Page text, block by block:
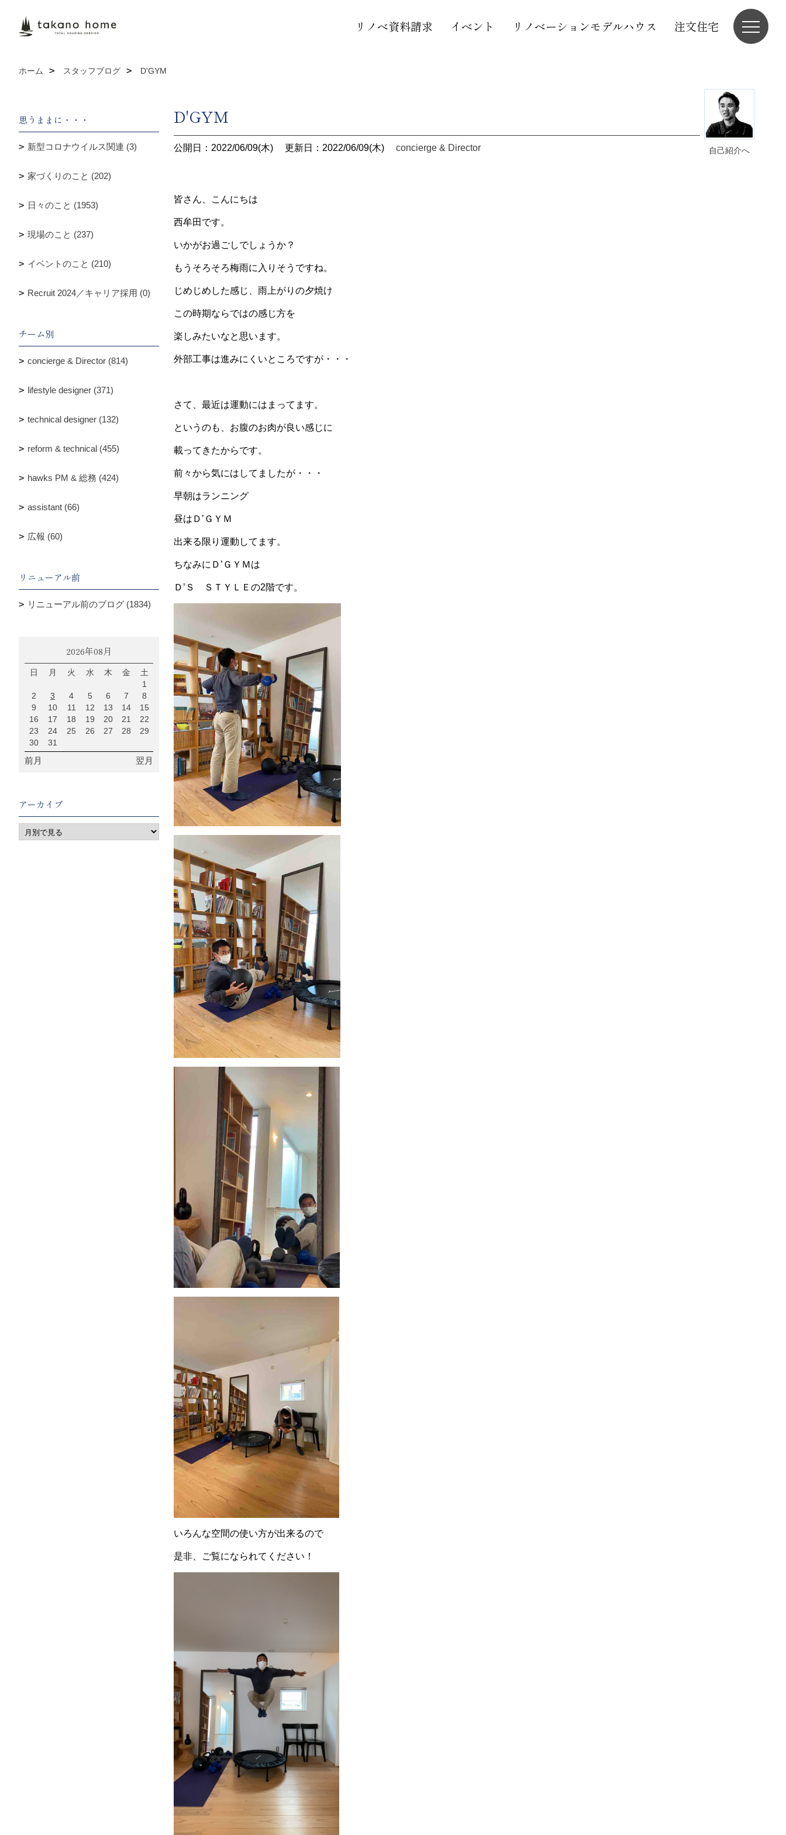
リノベ資料請求 イベント リノベーションモデルハウス 注文住宅
ホーム スタッフブログ D'GYM
自己紹介へ
D'GYM
公開日：2022/06/09(木) 更新日：2022/06/09(木) concierge & Director
皆さん、こんにちは
西牟田です。
いかがお過ごしでしょうか？
もうそろそろ梅雨に入りそうですね。
じめじめした感じ、雨上がりの夕焼け
この時期ならではの感じ方を
楽しみたいなと思います。
外部工事は進みにくいところですが・・・
さて、最近は運動にはまってます。
というのも、お腹のお肉が良い感じに
載ってきたからです。
前々から気にはしてましたが・・・
早朝はランニング
昼はＤ’ＧＹＭ
出来る限り運動してます。
ちなみにＤ’ＧＹＭは
Ｄ’Ｓ ＳＴＹＬＥの2階です。
いろんな空間の使い方が出来るので
是非、ご覧になられてください！
思うままに・・・
新型コロナウイルス関連 (3)
家づくりのこと (202)
日々のこと (1953)
現場のこと (237)
イベントのこと (210)
Recruit 2024／キャリア採用 (0)
チーム別
concierge & Director (814)
lifestyle designer (371)
technical designer (132)
reform & technical (455)
hawks PM & 総務 (424)
assistant (66)
広報 (60)
リニューアル前
リニューアル前のブログ (1834)
2026年08月
日 月 火 水 木 金
土
1
2
3 4 5 6 7
8
9
10 11 12 13 14
15
16
17 18 19 20 21
22
23
24 25 26 27 28
29
30
31
前月 翌月
アーカイブ